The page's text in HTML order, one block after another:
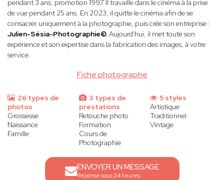
Fiche photographe
pendant 3 ans, promotion 1997. Il travaille dans le cinéma à la prise
de vue pendant 25 ans. En 2023, il quitte le cinéma afin de se
consacrer uniquement à la photographie, puis crée son entreprise :
Julien-Sésia-Photographie©.Aujourd'hui, il met toute son
expérience et son expertise dans la fabrication des images, à votre
service.
26 types de
photos
Grossesse
Naissance
Famille
3 types de
prestations
Retouche photo
Formation
Cours de
Photographie
5 styles
Artistique
Traditionnel
Vintage
ENVOYER UN MESSAGE
Réponse sous 24 heures